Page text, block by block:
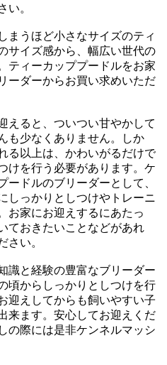
い。
まうほど小さなサイズのティ
サイズ感から、幅広い世代の
ティーカッププードルをお家
ーダーからお買い求めいただ
えると、ついつい甘やかして
も少なくありません。しか
る以上は、かわいがるだけで
けを行う必要があります。ケ
ードルのブリーダーとして、
しっかりとしつけやトレーニ
お家にお迎えするにあたっ
ておきたいことなどがあれ
さい。
識と経験の豊富なブリーダー
頃からしっかりとしつけを行
迎えしてからも飼いやすい子
来ます。安心してお迎えくだ
の際には是非ケンネルマッシ